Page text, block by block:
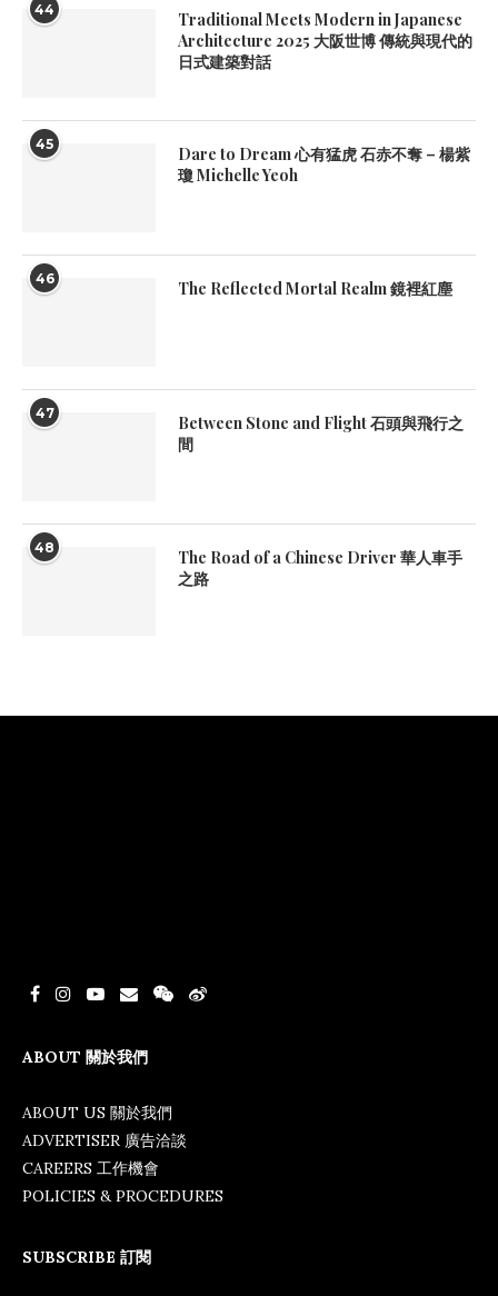
44
Traditional Meets Modern in Japanese
Architecture 2025 大阪世博 傳統與現代的
日式建築對話
45
Dare to Dream 心有猛虎 石赤不奪 – 楊紫
瓊 Michelle Yeoh
46 The Reflected Mortal Realm 鏡裡紅塵
47
Between Stone and Flight 石頭與飛行之
間
48
The Road of a Chinese Driver 華人車手
之路
ABOUT 關於我們
ABOUT US 關於我們
ADVERTISER 廣告洽談
CAREERS 工作機會
POLICIES & PROCEDURES
SUBSCRIBE 訂閱